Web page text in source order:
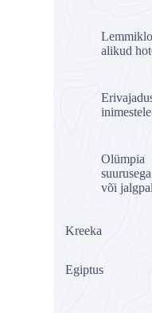
alikud
inimestele
Olümpia
või
Kreeka
Egiptus